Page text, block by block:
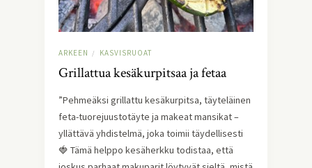
ARKEEN / KASVISRUOAT
Grillattua kesäkurpitsaa ja fetaa
”Pehmeäksi grillattu kesäkurpitsa, täyteläinen
feta-tuorejuustotäyte ja makeat mansikat –
yllättävä yhdistelmä, joka toimii täydellisesti
🍓 Tämä helppo kesäherkku todistaa, että